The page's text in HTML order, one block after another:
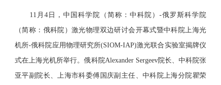
11月4日 ， 中国 科学院（ 简称 ： 中科院 ）-俄罗斯科学院
（简称 ： 俄科院 ）激光物理双边研讨会开幕式暨中科院上海光
机所-俄科院应用物理研究所(SIOM-IAP)激光联合实验室揭牌仪
式在上海光机所举行。俄科院Alexander Sergeev院长、中科院张
亚平副院长、上海市科委傅国庆副主任、中科院上海分院瞿荣